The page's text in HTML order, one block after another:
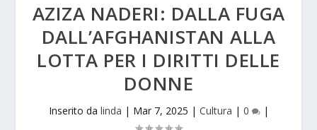
AZIZA NADERI: DALLA FUGA
DALL’AFGHANISTAN ALLA
LOTTA PER I DIRITTI DELLE
DONNE
Inserito da linda | Mar 7, 2025 | Cultura | 0 |